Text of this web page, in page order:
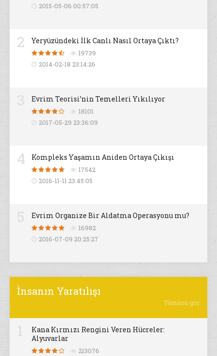
2015-05-06 00:57:05
2 Yeryüzündeki İlk Canlı Nasıl Ortaya Çıktı?
19739
2014-02-18 23:14:26
Evrim Teorisi’nin Temelleri Yıkılıyor
18101
2017-05-29 23:36:09
4 Kompleks Yaşamın Aniden Ortaya Çıkışı
17542
2016-11-11 23:45:05
Evrim Organize Bir Aldatma Operasyonu mu?
16982
2016-07-09 20:25:27
İnsanın Yaratılışı
Tümünü gör
Kana Kırmızı Rengini Veren Hücreler:
Alyuvarlar
213076